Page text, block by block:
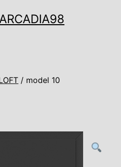
/ model 10